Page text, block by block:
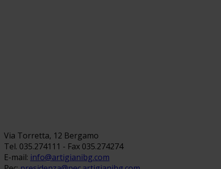
Via Torretta, 12 Bergamo
Tel. 035.274111 - Fax 035.274274
E-mail: info@artigianibg.com